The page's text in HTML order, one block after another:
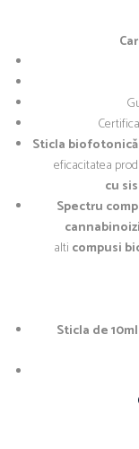
Sticla biofotonică
eficacitatea
cu
Spectru
alti compusi
Sticla de